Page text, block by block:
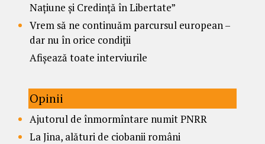
Națiune și Credință în Libertate”
Vrem să ne continuăm parcursul european –
dar nu în orice condiții
Afișează toate interviurile
Opinii
Ajutorul de înmormîntare numit PNRR
La Jina, alături de ciobanii români